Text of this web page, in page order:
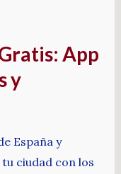
App
y
España y
ciudad con los